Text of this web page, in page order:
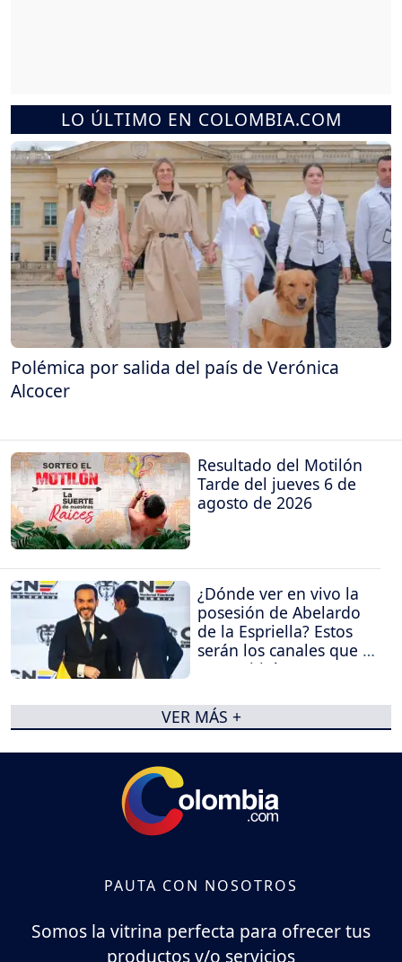
LO ÚLTIMO EN COLOMBIA.COM
Polémica por salida del país de Verónica
Alcocer
Resultado del Motilón
Tarde del jueves 6 de
agosto de 2026
¿Dónde ver en vivo la
posesión de Abelardo
de la Espriella? Estos
serán los canales que la
transmitirán
VER MÁS +
PAUTA CON NOSOTROS
Somos la vitrina perfecta para ofrecer tus
productos y/o servicios